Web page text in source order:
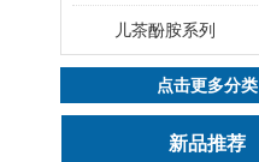
儿茶酚胺系列
点击更多分类
新品推荐